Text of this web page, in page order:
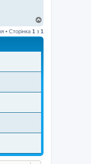
г
о
• Сторінка 1 з 1